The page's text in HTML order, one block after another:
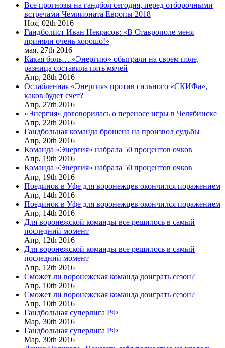
Все прогнозы на гандбол сегодня, перед отборочными
встречами Чемпионата Европы 2018
Ноя, 02th 2016
Гандболист Иван Некрасов: «В Ставрополе меня
приняли очень хорошо!»
мая, 27th 2016
Какая боль… «Энергию» обыграли на своем поле,
разница составила пять мячей
Апр, 28th 2016
Ослабленная «Энергия» против сильного «СКИФа»,
каков будет счет?
Апр, 27th 2016
«Энергия» договорилась о переносе игры в Челябинске
Апр, 22th 2016
Гандбольная команда брошена на произвол судьбы
Апр, 20th 2016
Команда «Энергия» набрала 50 процентов очков
Апр, 19th 2016
Команда «Энергия» набрала 50 процентов очков
Апр, 19th 2016
Поединок в Уфе для воронежцев окончился поражением
Апр, 14th 2016
Поединок в Уфе для воронежцев окончился поражением
Апр, 14th 2016
Для воронежской команды все решилось в самый
последний момент
Апр, 12th 2016
Для воронежской команды все решилось в самый
последний момент
Апр, 12th 2016
Сможет ли воронежская команда доиграть сезон?
Апр, 10th 2016
Сможет ли воронежская команда доиграть сезон?
Апр, 10th 2016
Гандбольная суперлига РФ
Мар, 30th 2016
Гандбольная суперлига РФ
Мар, 30th 2016